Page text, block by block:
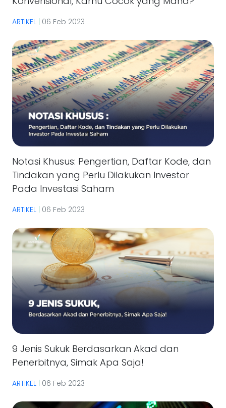
ARTIKEL 06 Feb 2023
Notasi Khusus: Pengertian, Daftar Kode, dan
Tindakan yang Perlu Dilakukan Investor
Pada Investasi Saham
ARTIKEL | 06 Feb 2023
9 Jenis Sukuk Berdasarkan Akad dan
Penerbitnya, Simak Apa Saja!
ARTIKEL 06 Feb 2023